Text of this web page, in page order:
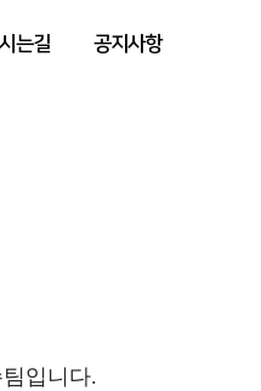
는길 공지사항
입니다.